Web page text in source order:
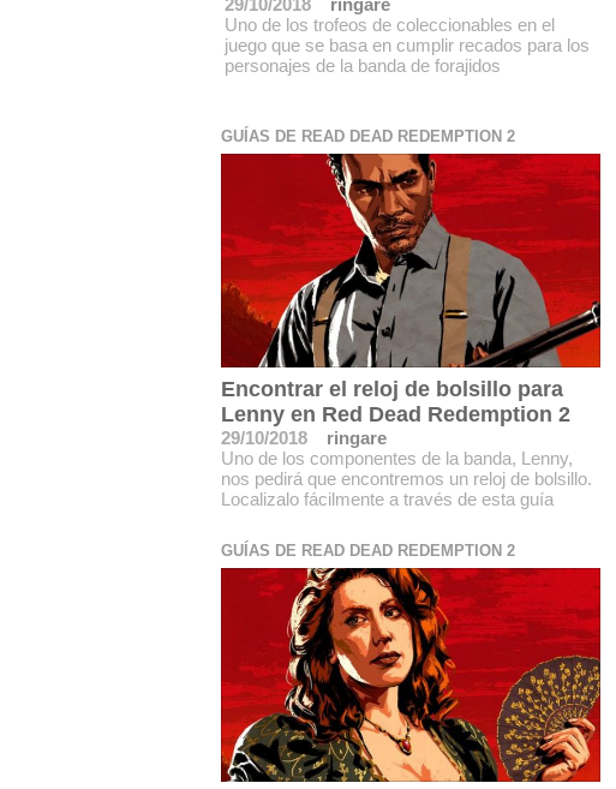
Uno de los trofeos de coleccionables en el
juego que se basa en cumplir recados para los
personajes de la banda de forajidos
GUÍAS DE READ DEAD REDEMPTION 2
Encontrar el reloj de bolsillo para
Lenny en Red Dead Redemption 2
29/10/2018
ringare
Uno de los componentes de la banda, Lenny,
nos pedirá que encontremos un reloj de bolsillo.
Localizalo fácilmente a través de esta guía
GUÍAS DE READ DEAD REDEMPTION 2